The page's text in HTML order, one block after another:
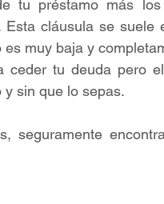
tu préstamo más
cláusula se suele
muy baja y
ceder tu deuda pero
sin que lo sepas.
seguramente